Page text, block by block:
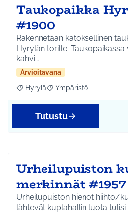
Taukopaikka
#1900
Rakennetaan katoksellinen
Hyrylän torille. Taukopaikassa
kahvi…
Arvioitavana
Rajaa tulokset aihepiirin mukaan:
Hyrylä Rajaa tulokset teeman
Ympäristö
Tutustu
Urheilupuiston
merkinnät #1957
Urheilupuiston hienot hiihto/
lähtevät kuplahallin luota